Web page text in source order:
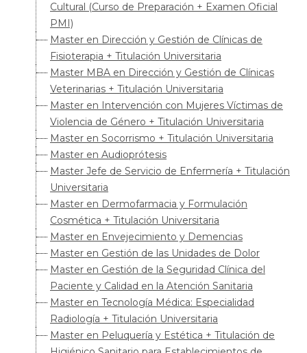
Cultural (Curso de Preparación + Examen Oficial
PMI)
Master en Dirección y Gestión de Clínicas de
Fisioterapia + Titulación Universitaria
Master MBA en Dirección y Gestión de Clínicas
Veterinarias + Titulación Universitaria
Master en Intervención con Mujeres Víctimas de
Violencia de Género + Titulación Universitaria
Master en Socorrismo + Titulación Universitaria
Master en Audioprótesis
Master Jefe de Servicio de Enfermería + Titulación
Universitaria
Master en Dermofarmacia y Formulación
Cosmética + Titulación Universitaria
Master en Envejecimiento y Demencias
Master en Gestión de las Unidades de Dolor
Master en Gestión de la Seguridad Clínica del
Paciente y Calidad en la Atención Sanitaria
Master en Tecnología Médica: Especialidad
Radiología + Titulación Universitaria
Master en Peluquería y Estética + Titulación de